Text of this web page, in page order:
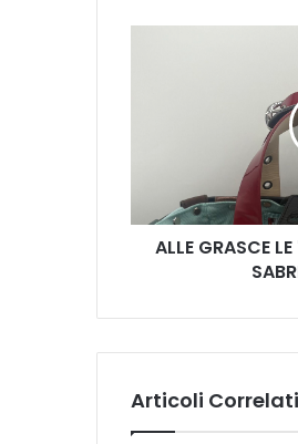
C
"
L
T
ALLE GRASCE
Articoli Correlati